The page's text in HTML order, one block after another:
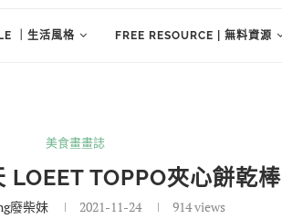
｜生活風格 FREE RESOURCE | 無料資源
美食畫畫誌
LOEET TOPPO夾心餅乾棒
廢柴妹 2021-11-24 914views